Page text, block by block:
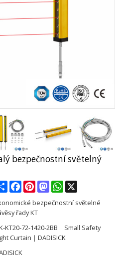
bezpečnostní světelný
ShareFacebookPinterestMastodonWhatsApp
bezpečnostní světelné
řady KT
KT20-72-1420-2BB｜Small Safety
Curtain｜DADISICK